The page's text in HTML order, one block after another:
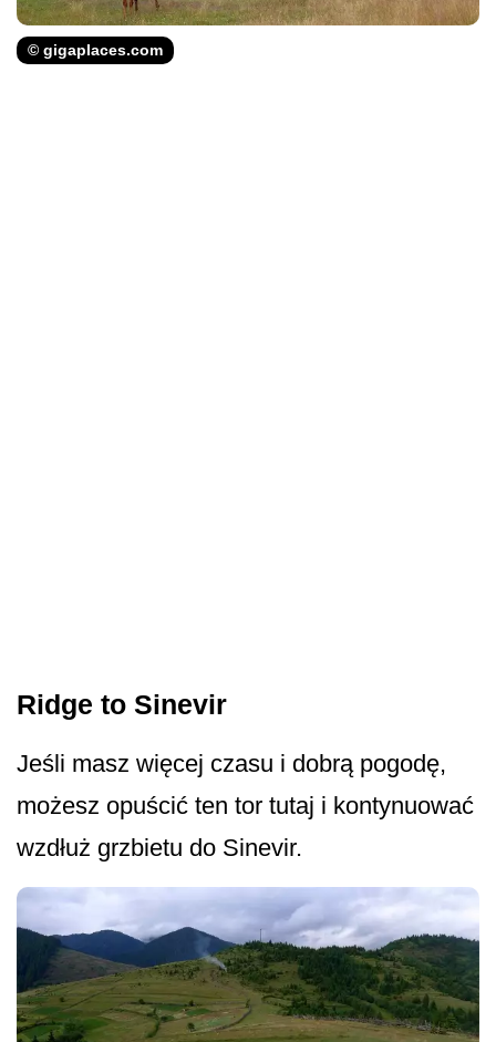
© gigaplaces.com
Ridge to Sinevir
Jeśli masz więcej czasu i dobrą pogodę,
możesz opuścić ten tor tutaj i kontynuować
wzdłuż grzbietu do Sinevir.